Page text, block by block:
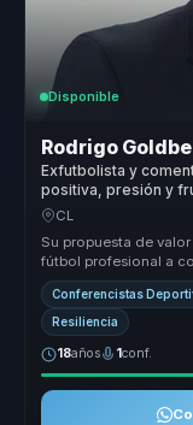
Disponible
Rodrigo
Exfutbolista y
positiva, presión y
equipo.
CL
Su propuesta de
fútbol profesional a
presió...
Conferencistas
Resiliencia
18años 1conf.